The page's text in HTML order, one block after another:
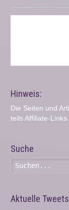
Hinweis:
Die Seiten und
teils Affiliate-Links.
Suche
Aktuelle Tweets